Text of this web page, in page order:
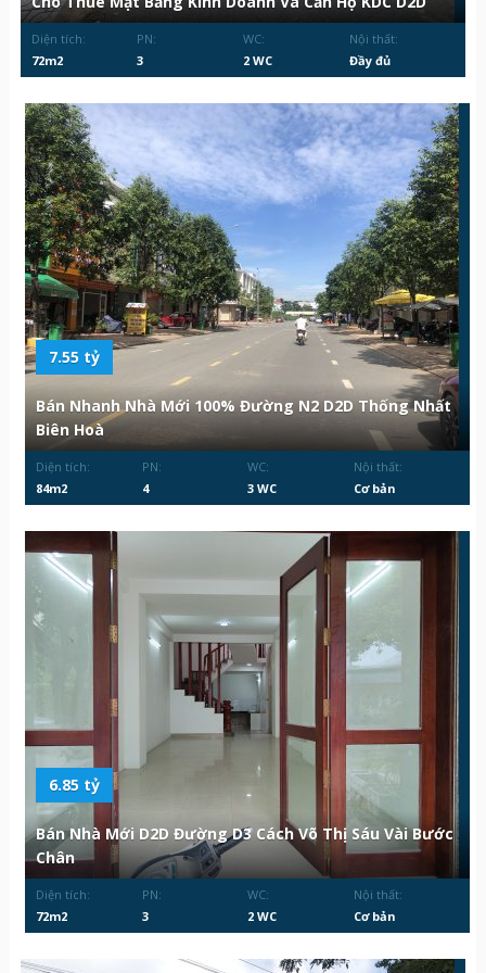
Diện tích:
72m2
PN:
3
WC:
2 WC
Nội thất:
Đầy đủ
7.55 tỷ
Bán Nhanh Nhà Mới 100% Đường N2 D2D Thống Nhất
Biên Hoà
Diện tích:
84m2
PN:
4
WC:
3 WC
Nội thất:
Cơ bản
6.85 tỷ
Bán Nhà Mới D2D Đường D3 Cách Võ Thị Sáu Vài Bước
Chân
Diện tích:
72m2
PN:
3
WC:
2 WC
Nội thất:
Cơ bản